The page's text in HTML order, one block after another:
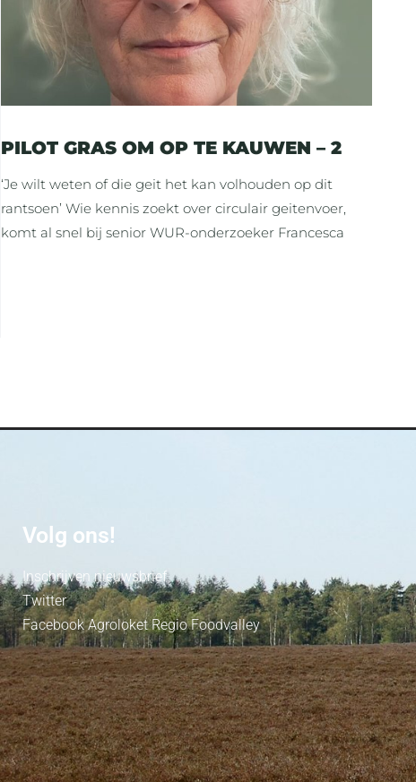
PILOT GRAS OM OP TE KAUWEN – 2
‘Je wilt weten of die geit het kan volhouden op dit
rantsoen’ Wie kennis zoekt over circulair geitenvoer,
komt al snel bij senior WUR-onderzoeker Francesca
Volg ons!
Inschrijven nieuwsbrief
Twitter
Facebook Agroloket Regio Foodvalley